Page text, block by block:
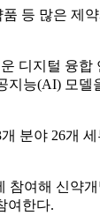
등 많은 제
디지털 융합
지능(AI) 모
분야 26개
참여해 신약
여한다.